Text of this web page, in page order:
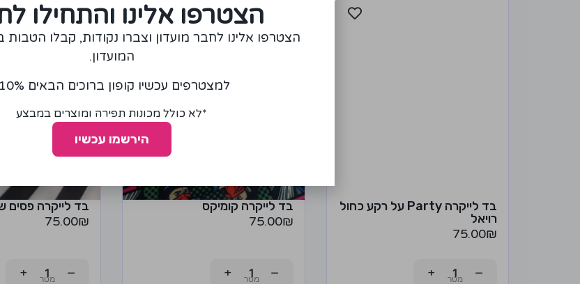
בד לייקרה Party על רקע כחול
רויאל
75.00₪
−
+
בד לייקרה קומיקס
75.00₪
−
+
בד לייקרה פסים
75.00₪
−
+
הצטרפו אלינו והתחילו
הצטרפו אלינו לחבר מועדון וצברו נקודות, קבלו הטבות
המועדון.
למצטרפים עכשיו קופון ברוכים הבאים 10%*
*לא כולל מכונות תפירה ומוצרים במבצע
הירשמו עכשיו